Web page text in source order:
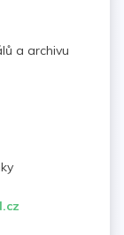
a archivu